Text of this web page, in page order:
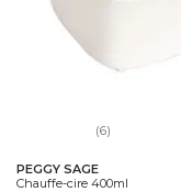
(6)
PEGGY SAGE
Chauffe-cire 400ml